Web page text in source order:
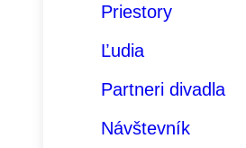
Priestory
Ľudia
Partneri divadla
Návštevník